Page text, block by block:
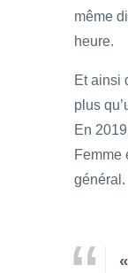
même
heure.
Et ainsi
plus
En
Femme
général.